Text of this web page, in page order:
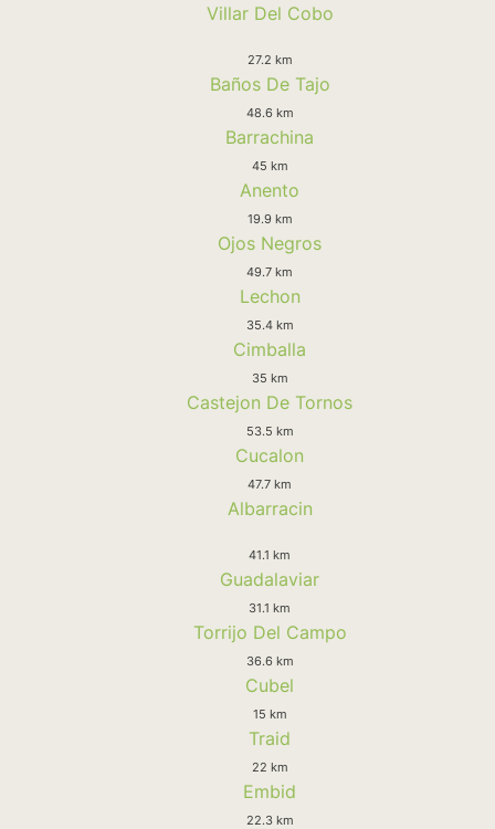
Villar Del Cobo
27.2 km
Baños De Tajo
48.6 km
Barrachina
45 km
Anento
19.9 km
Ojos Negros
49.7 km
Lechon
35.4 km
Cimballa
35 km
Castejon De Tornos
53.5 km
Cucalon
47.7 km
Albarracin
41.1 km
Guadalaviar
31.1 km
Torrijo Del Campo
36.6 km
Cubel
15 km
Traid
22 km
Embid
22.3 km